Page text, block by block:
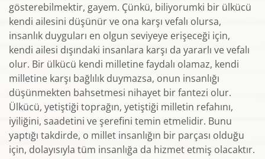
gösterebilmektir, gayem. Çünkü, biliyorumki bir ülkücü
kendi ailesini düşünür ve ona karşı vefalı olursa,
insanlık duyguları en olgun seviyeye erişeceği için,
kendi ailesi dışındaki insanlara karşı da yararlı ve vefalı
olur. Bir ülkücü kendi milletine faydalı olamaz, kendi
milletine karşı bağlılık duymazsa, onun insanlığı
düşünmekten bahsetmesi nihayet bir fantezi olur.
Ülkücü, yetiştiği toprağın, yetiştiği milletin refahını,
iyiliğini, saadetini ve şerefini temin etmelidir. Bunu
yaptığı takdirde, o millet insanlığın bir parçası olduğu
için, dolayısıyla tüm insanlığa da hizmet etmiş olacaktır.